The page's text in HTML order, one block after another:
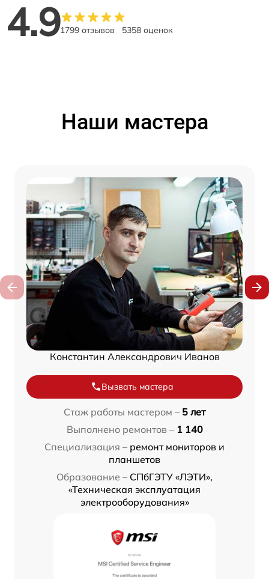
4.91799 отзывов 5358 оценок
Наши мастера
Константин Александрович Иванов
Вызвать мастера
Стаж работы мастером – 5 лет
Выполнено ремонтов – 1 140
Специализация – ремонт мониторов и
планшетов
Образование – СПбГЭТУ «ЛЭТИ»,
«Техническая эксплуатация
электрооборудования»